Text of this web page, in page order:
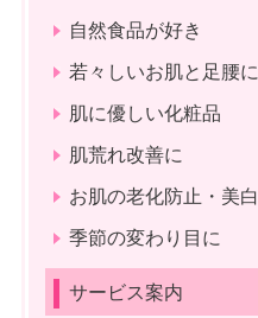
自然食品が好き
若々しいお肌と足腰に
肌に優しい化粧品
肌荒れ改善に
お肌の老化防止・美白
季節の変わり目に
サービス案内